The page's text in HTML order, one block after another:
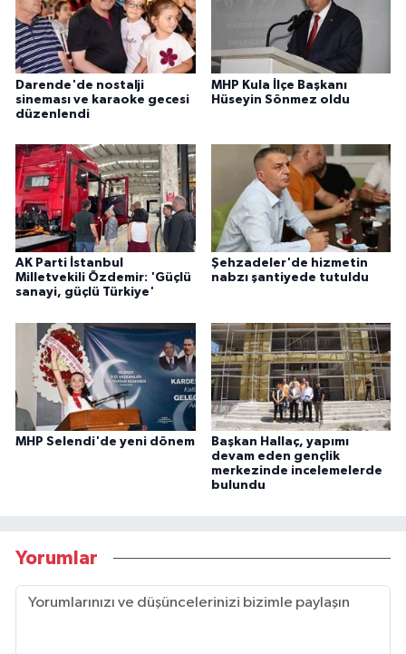
Darende'de nostalji
sineması ve karaoke gecesi
düzenlendi
MHP Kula İlçe Başkanı
Hüseyin Sönmez oldu
AK Parti İstanbul
Milletvekili Özdemir: 'Güçlü
sanayi, güçlü Türkiye'
Şehzadeler'de hizmetin
nabzı şantiyede tutuldu
MHP Selendi'de yeni dönem
Başkan Hallaç, yapımı
devam eden gençlik
merkezinde incelemelerde
bulundu
Yorumlar